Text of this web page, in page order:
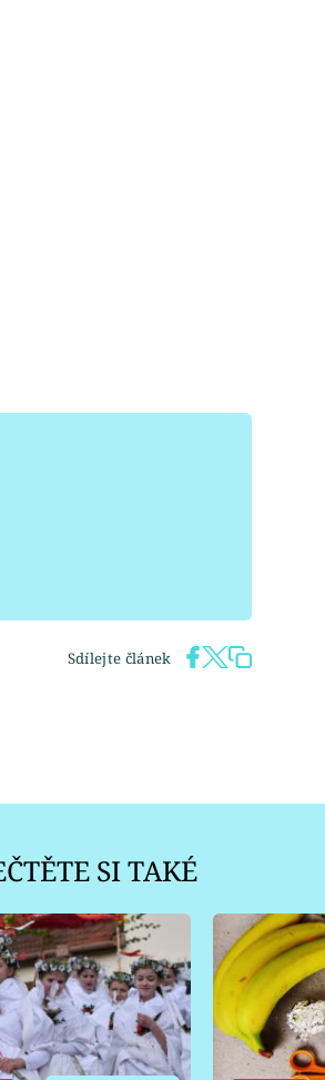
Sdílejte článek
SI TAKÉ